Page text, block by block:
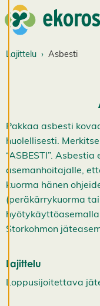
evästeitä
tarjotaksemme
paremman
käyttökokemuksen
voimme kehittää
entistä parempaa
palvelua ja tarjota
sinulle kiinnostavaa
sisältöä. Sinulla on
hallinta
evästeasetuksistasi,
ja voit muuttaa niitä
lisää
evästeistämme.
Lajittelu Asbesti
Pakkaa asbesti
huolellisesti.
“ASBESTI”.
asemanhoitajalle,
kuorma hänen
(peräkärrykuorma
Storkohmon
Lajittelu
Loppusijoitettava